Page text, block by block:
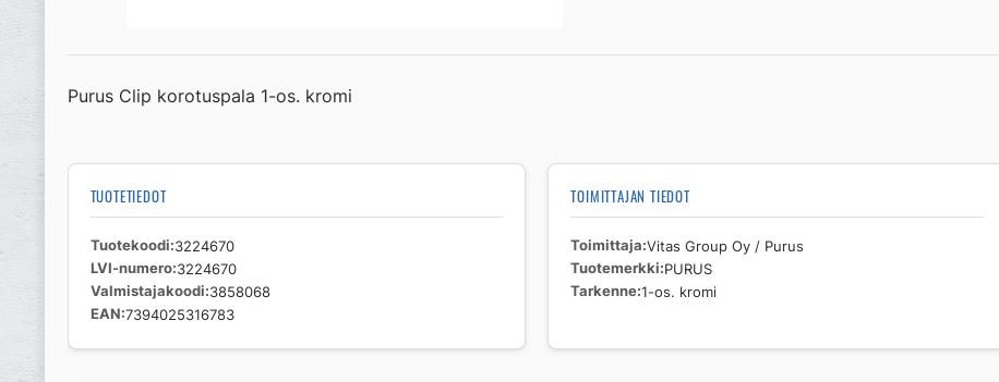
Purus Clip korotuspala 1-os. kromi
TUOTETIEDOT
Tuotekoodi 3224670
LVI-numero 3224670
Valmistajakoodi 3858068
EAN 7394025316783
TOIMITTAJAN TIEDOT
Toimittaja Vitas Group Oy / Purus
Tuotemerkki PURUS
Tarkenne 1-os. kromi